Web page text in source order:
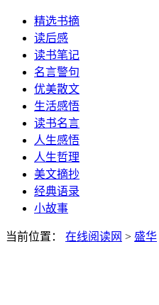
精选书摘
读后感
读书笔记
名言警句
优美散文
生活感悟
读书名言
人生感悟
人生哲理
美文摘抄
经典语录
小故事
当前位置： 在线阅读网 > 盛华